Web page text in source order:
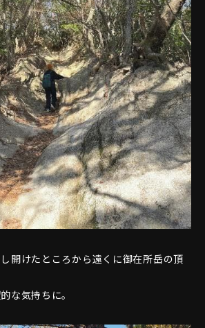
開けたところから遠くに御在所岳の頂
な気持ちに。